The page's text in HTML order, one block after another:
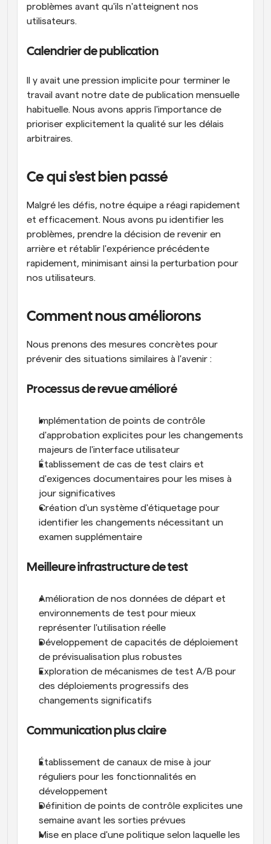
problèmes avant qu'ils n'atteignent nos
utilisateurs.
Calendrier de publication
Il y avait une pression implicite pour terminer le
travail avant notre date de publication mensuelle
habituelle. Nous avons appris l'importance de
prioriser explicitement la qualité sur les délais
arbitraires.
Ce qui s'est bien passé
Malgré les défis, notre équipe a réagi rapidement
et efficacement. Nous avons pu identifier les
problèmes, prendre la décision de revenir en
arrière et rétablir l'expérience précédente
rapidement, minimisant ainsi la perturbation pour
nos utilisateurs.
Comment nous améliorons
Nous prenons des mesures concrètes pour
prévenir des situations similaires à l'avenir :
Processus de revue amélioré
Implémentation de points de contrôle
d'approbation explicites pour les changements
majeurs de l'interface utilisateur
Établissement de cas de test clairs et
d'exigences documentaires pour les mises à
jour significatives
Création d'un système d'étiquetage pour
identifier les changements nécessitant un
examen supplémentaire
Meilleure infrastructure de test
Amélioration de nos données de départ et
environnements de test pour mieux
représenter l'utilisation réelle
Développement de capacités de déploiement
de prévisualisation plus robustes
Exploration de mécanismes de test A/B pour
des déploiements progressifs des
changements significatifs
Communication plus claire
Établissement de canaux de mise à jour
réguliers pour les fonctionnalités en
développement
Définition de points de contrôle explicites une
semaine avant les sorties prévues
Mise en place d'une politique selon laquelle les